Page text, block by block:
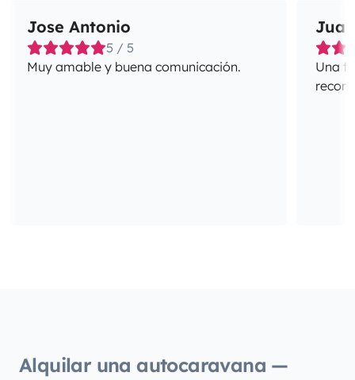
Jose Antonio
5 / 5
Muy amable y buena comunicación.
Una
Alquilar una autocaravana —